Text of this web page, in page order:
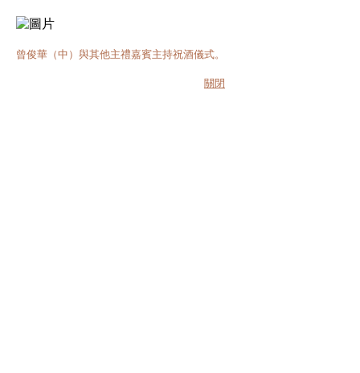
曾俊華（中）與其他主禮嘉賓主持祝酒儀式。
關閉